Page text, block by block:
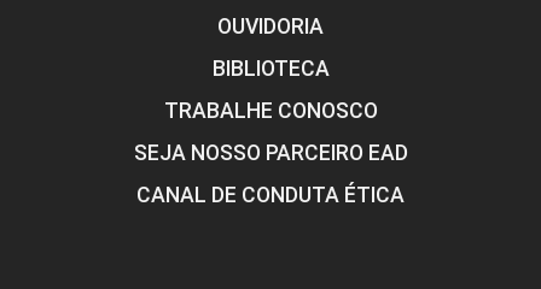
OUVIDORIA
BIBLIOTECA
TRABALHE CONOSCO
SEJA NOSSO PARCEIRO EAD
CANAL DE CONDUTA ÉTICA